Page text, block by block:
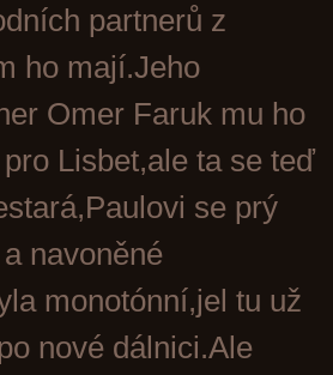
partnerů z
ho mají.Jeho
Omer Faruk mu ho
Lisbet,ale ta se teď
se prý
navoněné
monotónní,jel tu už
nové dálnici.Ale